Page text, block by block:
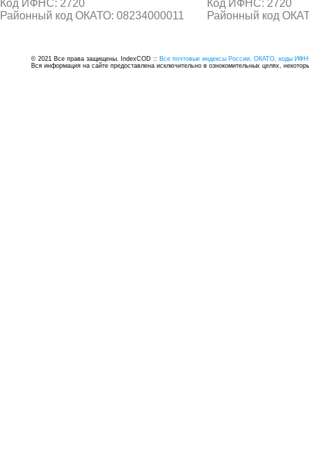
Код ИФНС: 2720
Районный код ОКАТО: 08234000011
Код ИФНС: 2720
Районный код
© 2021 Все права защищены. IndexCOD :: Все почтовые индексы России, ОКАТО, коды
Вся информация на сайте предоставлена исключительно в ознокомительных целях,